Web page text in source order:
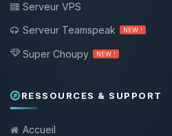
Serveur VPS
Serveur Teamspeak
NEW !
Super Choupy NEW !
RESSOURCES & SUPPORT
Accueil